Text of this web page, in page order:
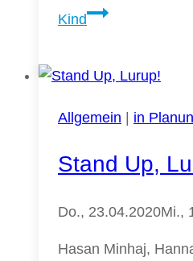
Kind
Allgemein in
Stand Up,
Do., 23.04.2020Mi.,
Hasan Minhaj,